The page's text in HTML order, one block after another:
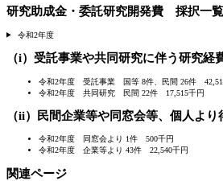
研究助成金・委託研究開発費 採択一覧
令和2年度
（i）受託事業や共同研究に伴う研究経
令和2年度 受託事業 国等 8件、民間 26件
令和2年度 共同研究 民間 22件 17,515千円
（ii）民間企業等や同窓会等、個人よ
令和2年度 同窓会より 1件 500千円
令和2年度 企業等より 43件 22,540千円
関連ページ